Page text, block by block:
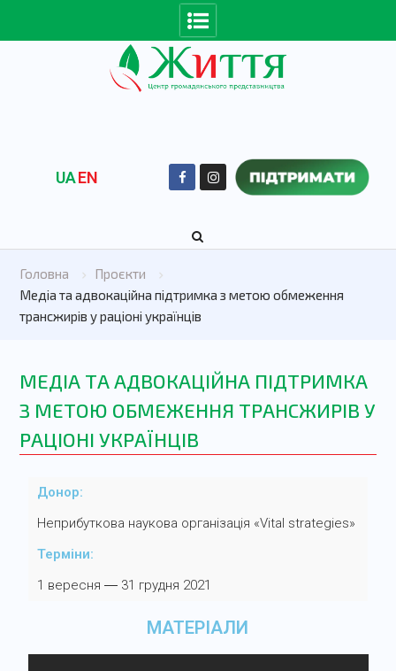
UAEN
Головна
Проєкти
Медіа та адвокаційна підтримка з метою обмеження
трансжирів у раціоні українців
МЕДІА ТА АДВОКАЦІЙНА ПІДТРИМКА
З МЕТОЮ ОБМЕЖЕННЯ ТРАНСЖИРІВ У
РАЦІОНІ УКРАЇНЦІВ
Донор:
Неприбуткова наукова організація «Vital strategies»
Терміни:
1 вересня ― 31 грудня 2021
МАТЕРІАЛИ